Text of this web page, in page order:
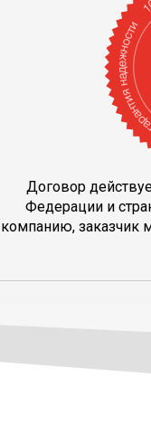
Договор
Федерации и
компанию, заказчик